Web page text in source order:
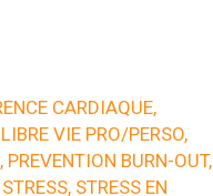
CARDIAQUE,
VIE PRO/PERSO,
, PREVENTION BURN-OUT,
STRESS, STRESS EN